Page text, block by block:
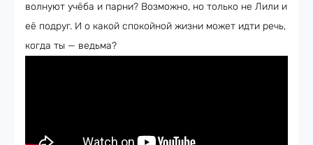
волнуют учёба и парни? Возможно, но только не Лили и
её подруг. И о какой спокойной жизни может идти речь,
когда ты — ведьма?